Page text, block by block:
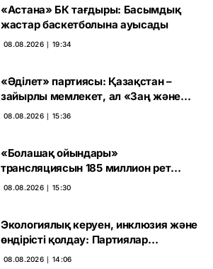
«Астана» БК тағдыры: Басымдық
жастар баскетболына ауысады
08.08.2026 ∣ 19:34
«Әділет» партиясы: Қазақстан –
зайырлы мемлекет, ал «Заң және
тәртіп» қағидаты баршаға міндетті
08.08.2026 ∣ 15:36
«Болашақ ойындары»
трансляциясын 185 миллион рет
көрген
08.08.2026 ∣ 15:30
Экологиялық керуен, инклюзия және
өндірісті қолдау: Партиялар
өңірлерде қандай мәселе көтерді
08.08.2026 ∣ 14:06